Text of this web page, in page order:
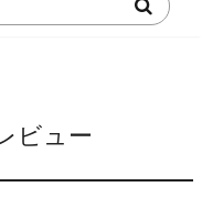
ビュー